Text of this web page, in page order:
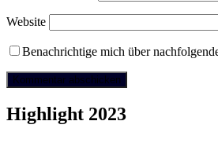
Website
Benachrichtige mich über
Highlight 2023